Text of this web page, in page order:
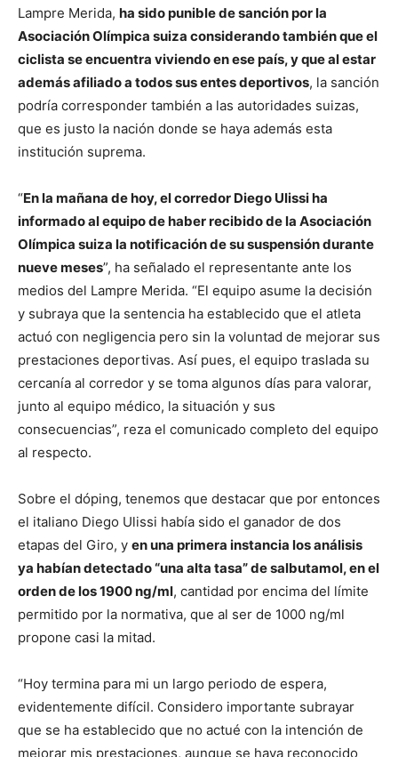
Lampre Merida, ha sido punible de sanción por la
Asociación Olímpica suiza considerando también que el
ciclista se encuentra viviendo en ese país, y que al estar
además afiliado a todos sus entes deportivos, la sanción
podría corresponder también a las autoridades suizas,
que es justo la nación donde se haya además esta
institución suprema.
“En la mañana de hoy, el corredor Diego Ulissi ha
informado al equipo de haber recibido de la Asociación
Olímpica suiza la notificación de su suspensión durante
nueve meses”, ha señalado el representante ante los
medios del Lampre Merida. “El equipo asume la decisión
y subraya que la sentencia ha establecido que el atleta
actuó con negligencia pero sin la voluntad de mejorar sus
prestaciones deportivas. Así pues, el equipo traslada su
cercanía al corredor y se toma algunos días para valorar,
junto al equipo médico, la situación y sus
consecuencias”, reza el comunicado completo del equipo
al respecto.
Sobre el dóping, tenemos que destacar que por entonces
el italiano Diego Ulissi había sido el ganador de dos
etapas del Giro, y en una primera instancia los análisis
ya habían detectado “una alta tasa” de salbutamol, en el
orden de los 1900 ng/ml, cantidad por encima del límite
permitido por la normativa, que al ser de 1000 ng/ml
propone casi la mitad.
“Hoy termina para mi un largo periodo de espera,
evidentemente difícil. Considero importante subrayar
que se ha establecido que no actué con la intención de
mejorar mis prestaciones, aunque se haya reconocido